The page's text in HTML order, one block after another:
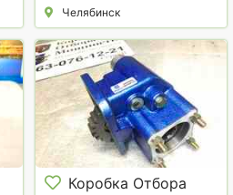
Челябинск
Коробка Отбора